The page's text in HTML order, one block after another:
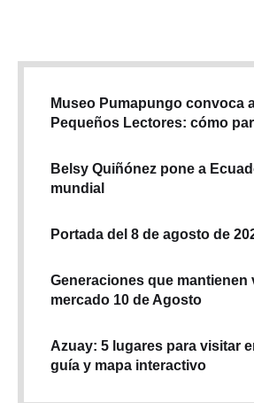
Museo Pumapungo convoca
Pequeños Lectores: cómo
Belsy Quiñónez pone a
mundial
Portada del 8 de agosto de
Generaciones que mantienen
mercado 10 de Agosto
Azuay: 5 lugares para visitar
guía y mapa interactivo